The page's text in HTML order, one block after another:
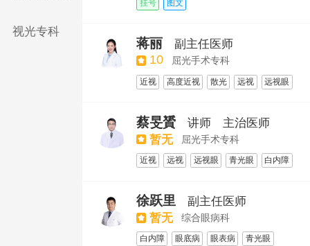
视光专科
挂号 图文
蒋丽 副主任医师
10 屈光手术专科
近视 高度近视 散光 远视
远视眼
飞秒激光Lasik
全飞秒SMILE术
半飞秒激光手术
ICL晶体植入手术
蔡旻贇 讲师
主治医师
暂无
屈光手术专科
近视 远视 远视眼 青光眼
白内障
全飞秒SMILE术
半飞秒激光手术
青光眼检测
高度近视检测
徐跃里
副主任医师
暂无
综合眼病科
白内障 眼底病 眼表病 青光眼